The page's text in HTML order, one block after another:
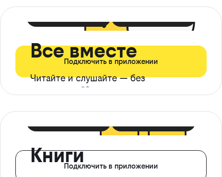
Все вместе
Читайте и слушайте — без
ограничений*
Подключить в приложении
КнигиПодключить в приложении